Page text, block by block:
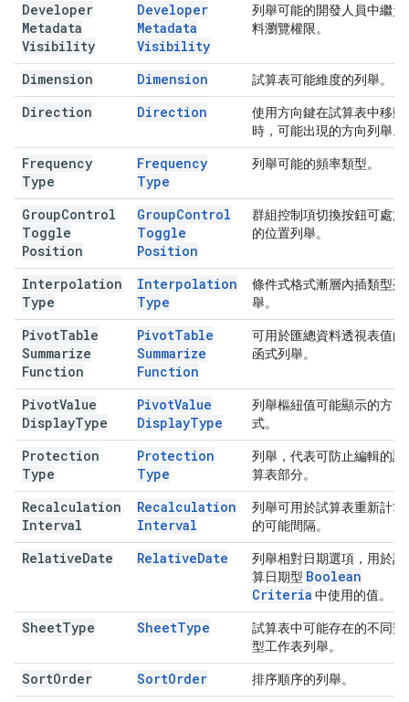
Developer
Metadata
Visibility
Developer
Metadata
Visibility
列舉可能的開發人員中繼資
料瀏覽權限。
Dimension Dimension 試算表可能維度的列舉。
Direction Direction
使用方向鍵在試算表中移動
時，可能出現的方向列舉。
Frequency
Type
Frequency
Type
列舉可能的頻率類型。
GroupControl
Toggle
Position
GroupControl
Toggle
Position
群組控制項切換按鈕可處於
的位置列舉。
Interpolation
Type
Interpolation
Type
條件式格式漸層內插類型列
舉。
PivotTable
Summarize
Function
PivotTable
Summarize
Function
可用於匯總資料透視表值的
函式列舉。
PivotValue
DisplayType
PivotValue
DisplayType
列舉樞紐值可能顯示的方
式。
Protection
Type
Protection
Type
列舉，代表可防止編輯的試
算表部分。
Recalculation
Interval
Recalculation
Interval
列舉可用於試算表重新計算
的可能間隔。
RelativeDate RelativeDate
列舉相對日期選項，用於計
算日期型 Boolean
Criteria 中使用的值。
SheetType SheetType
試算表中可能存在的不同類
型工作表列舉。
SortOrder SortOrder 排序順序的列舉。